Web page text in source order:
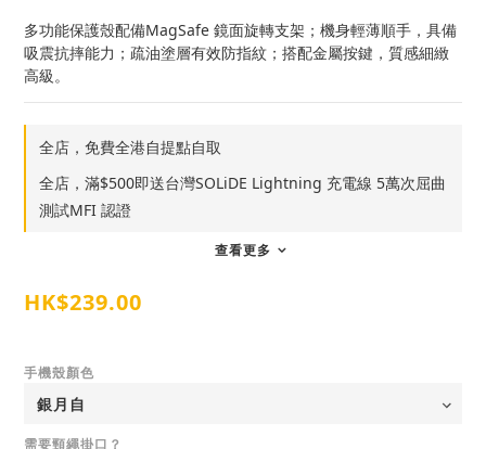
多功能保護殼配備MagSafe 鏡面旋轉支架；機身輕薄順手，具備
吸震抗摔能力；疏油塗層有效防指紋；搭配金屬按鍵，質感細緻
高級。
全店，免費全港自提點自取
全店，滿$500即送台灣SOLiDE Lightning 充電線 5萬次屈曲
測試MFI 認證
查看更多
HK$239.00
手機殼顏色
需要頸繩掛口？